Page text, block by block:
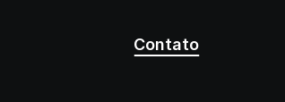
Contato